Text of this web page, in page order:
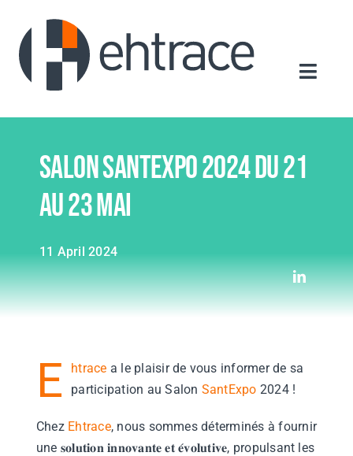
content
Toggle
Home
About us
Salon SantExpo 2024 du 21
au 23 Mai
11 April 2024
E htrace a le plaisir de vous informer de sa
participation au Salon SantExpo 2024 !
Chez Ehtrace, nous sommes déterminés à fournir
une 𝐬𝐨𝐥𝐮𝐭𝐢𝐨𝐧 𝐢𝐧𝐧𝐨𝐯𝐚𝐧𝐭𝐞 𝐞𝐭 𝐞́𝐯𝐨𝐥𝐮𝐭𝐢𝐯𝐞, propulsant les